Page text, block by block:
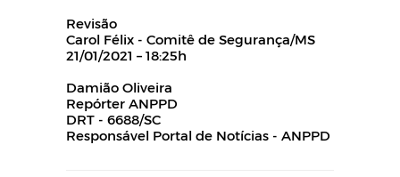
Revisão
Carol Félix - Comitê de Segurança/MS
21/01/2021 – 18:25h
Damião Oliveira
Repórter ANPPD
DRT - 6688/SC
Responsável Portal de Notícias - ANPPD